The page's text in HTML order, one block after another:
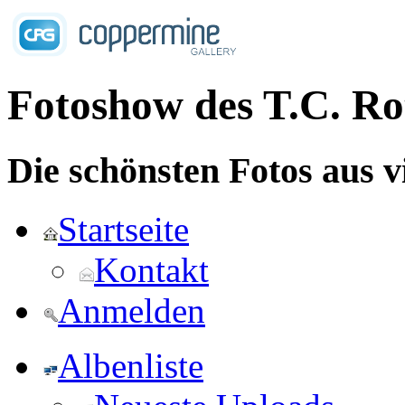
Fotoshow des T.C.
Die schönsten Fotos aus
Startseite
Kontakt
Anmelden
Albenliste